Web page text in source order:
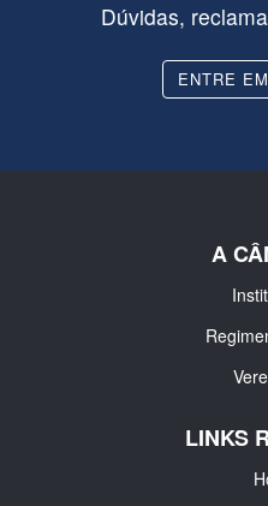
Dúvidas,
ENTRE
A
LINKS